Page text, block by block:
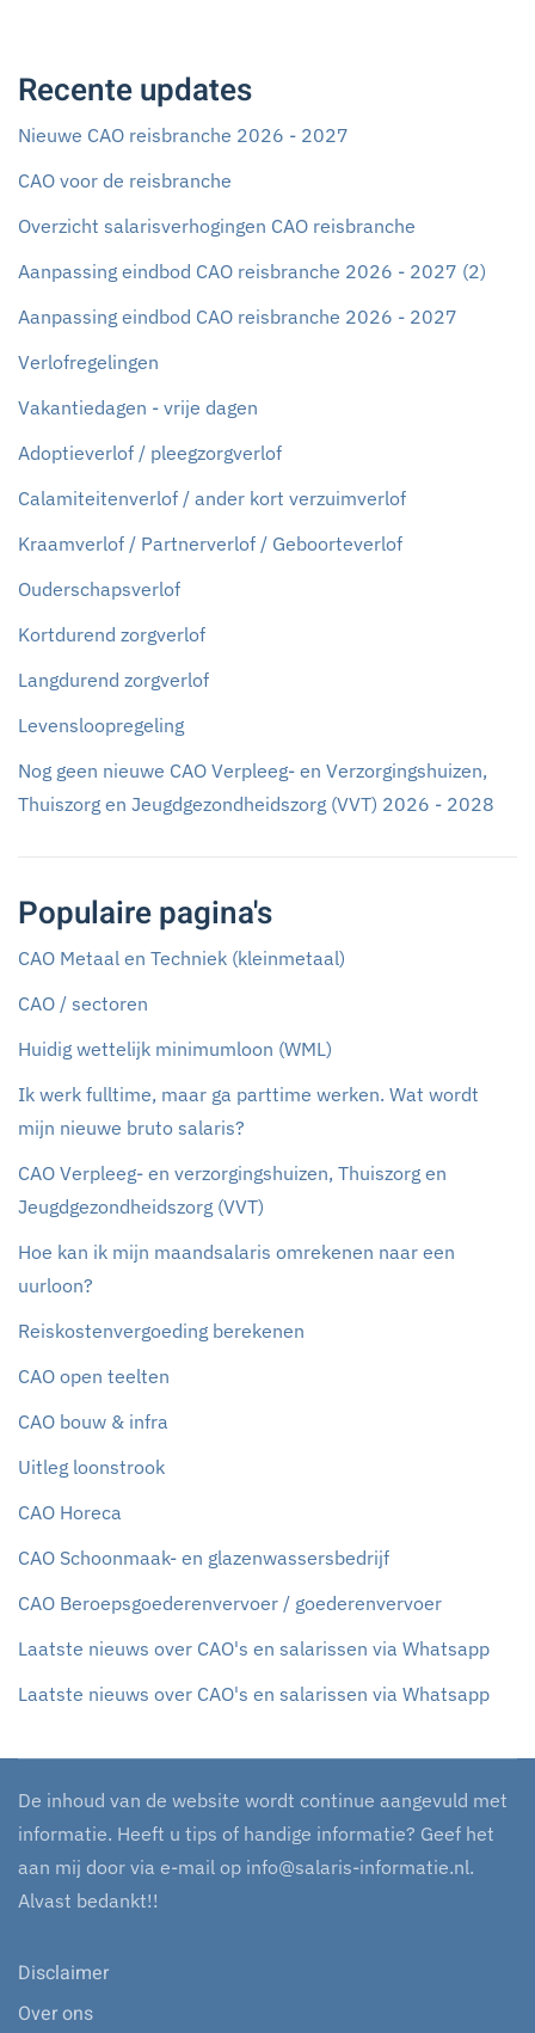
Recente updates
Nieuwe CAO reisbranche 2026 - 2027
CAO voor de reisbranche
Overzicht salarisverhogingen CAO reisbranche
Aanpassing eindbod CAO reisbranche 2026 - 2027 (2)
Aanpassing eindbod CAO reisbranche 2026 - 2027
Verlofregelingen
Vakantiedagen - vrije dagen
Adoptieverlof / pleegzorgverlof
Calamiteitenverlof / ander kort verzuimverlof
Kraamverlof / Partnerverlof / Geboorteverlof
Ouderschapsverlof
Kortdurend zorgverlof
Langdurend zorgverlof
Levensloopregeling
Nog geen nieuwe CAO Verpleeg- en Verzorgingshuizen,
Thuiszorg en Jeugdgezondheidszorg (VVT) 2026 - 2028
Populaire pagina's
CAO Metaal en Techniek (kleinmetaal)
CAO / sectoren
Huidig wettelijk minimumloon (WML)
Ik werk fulltime, maar ga parttime werken. Wat wordt
mijn nieuwe bruto salaris?
CAO Verpleeg- en verzorgingshuizen, Thuiszorg en
Jeugdgezondheidszorg (VVT)
Hoe kan ik mijn maandsalaris omrekenen naar een
uurloon?
Reiskostenvergoeding berekenen
CAO open teelten
CAO bouw & infra
Uitleg loonstrook
CAO Horeca
CAO Schoonmaak- en glazenwassersbedrijf
CAO Beroepsgoederenvervoer / goederenvervoer
Laatste nieuws over CAO's en salarissen via Whatsapp
Laatste nieuws over CAO's en salarissen via Whatsapp
De inhoud van de website wordt continue aangevuld met
informatie. Heeft u tips of handige informatie? Geef het
aan mij door via e-mail op info@salaris-informatie.nl.
Alvast bedankt!!
Disclaimer
Over ons